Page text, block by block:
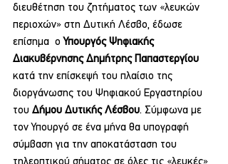
διευθέτηση του ζητήματος των «λευκών
περιοχών» στη Δυτική Λέσβο, έδωσε
επίσημα  ο Υπουργός Ψηφιακής
Διακυβέρνησης Δημήτρης Παπαστεργίου
κατά την επίσκεψή του πλαίσιο της
διοργάνωσης του Ψηφιακού Εργαστηρίου
του Δήμου Δυτικής Λέσβου. Σύμφωνα με
τον Υπουργό σε ένα μήνα θα υπογραφή
σύμβαση για την αποκατάσταση του